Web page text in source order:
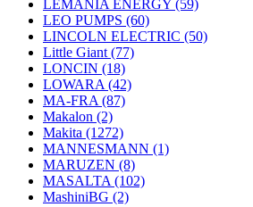
LEMANIA ENERGY (59)
LEO PUMPS (60)
LINCOLN ELECTRIC (50)
Little Giant (77)
LONCIN (18)
LOWARA (42)
MA-FRA (87)
Makalon (2)
Makita (1272)
MANNESMANN (1)
MARUZEN (8)
MASALTA (102)
MashiniBG (2)